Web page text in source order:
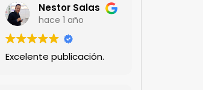
técnicas. Gracias por
mantenernos al día.mil
GRACIAS
Nestor Salas
hace 1 año
Excelente publicación.